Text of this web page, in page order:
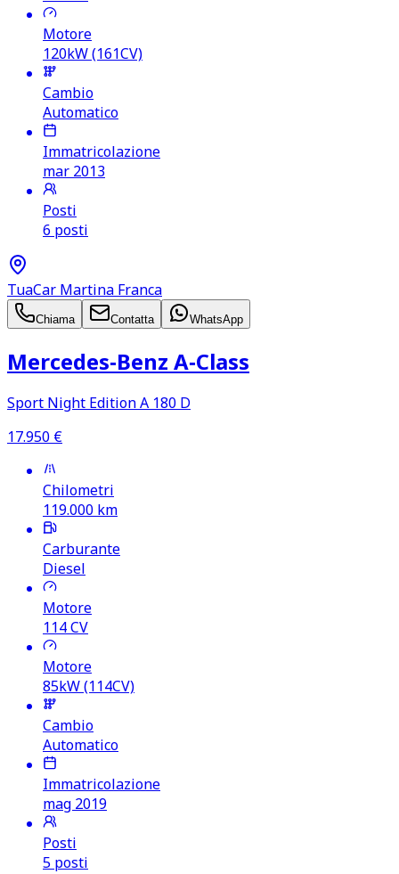
Motore
120kW (161CV)
Cambio
Automatico
Immatricolazione
mar 2013
Posti
6 posti
TuaCar Martina Franca
Chiama Contatta WhatsApp
Mercedes‑Benz A‑Class
Sport Night Edition A 180 D
17.950 €
Chilometri
119.000 km
Carburante
Diesel
Motore
114CV
Motore
85kW (114CV)
Cambio
Automatico
Immatricolazione
mag 2019
Posti
5 posti